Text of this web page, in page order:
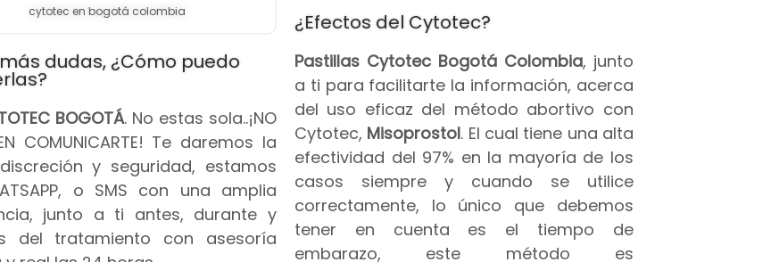
cytotec en bogotá colombia
dudas, ¿Cómo puedo
BOGOTÁ. No estas sola..¡NO
COMUNICARTE! Te daremos la
y seguridad, estamos
o SMS con una amplia
junto a ti antes, durante y
del tratamiento con asesoría
¿Efectos del Cytotec?
Pastillas Cytotec Bogotá Colombia, junto
a ti para facilitarte la información, acerca
del uso eficaz del método abortivo con
Cytotec, Misoprostol. El cual tiene una alta
efectividad del 97% en la mayoría de los
casos siempre y cuando se utilice
correctamente, lo único que debemos
tener en cuenta es el tiempo de
embarazo, este método es